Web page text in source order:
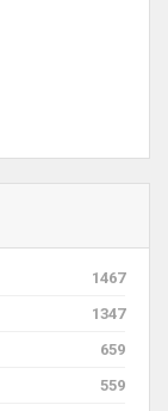
1467
1347
659
559